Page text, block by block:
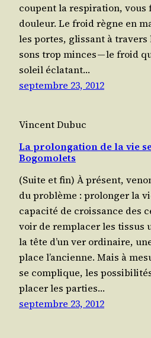
coupent la res­pi­ra­tion, vous
douleur. Le froid règne en
les portes, glis­sant à
sons trop minces — le froid
soleil éclatant…
septembre 23, 2012
Vincent Dubuc
La prolongation de la vie
Bogomolets
(Suite et fin) À pré­sent,
du pro­blème : pro­lon­ger la
capa­ci­té de crois­sance des
voir de rem­pla­cer les tis­sus
la tête d’un ver ordi­naire,
place l’an­cienne. Mais à
se com­plique, les
pla­cer les par­ties…
septembre 23, 2012